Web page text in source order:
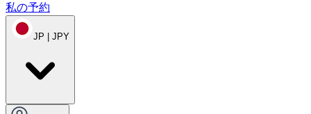
私の予約
JP | JPY